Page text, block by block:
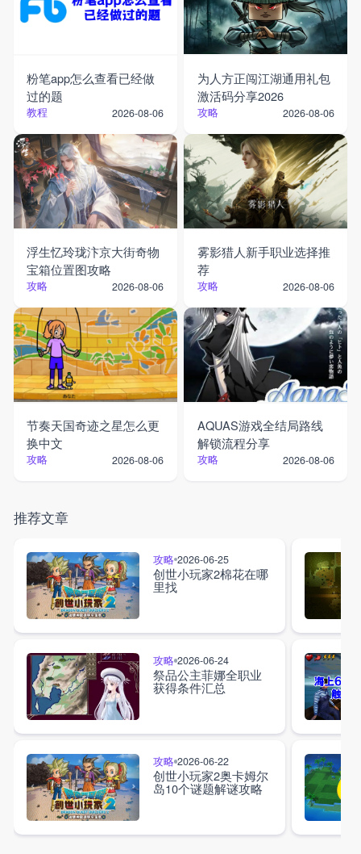
粉笔app怎么查看已经做
过的题
教程 2026-08-06
为人方正闯江湖通用礼包
激活码分享2026
攻略 2026-08-06
浮生忆玲珑汴京大街奇物
宝箱位置图攻略
攻略 2026-08-06
雾影猎人新手职业选择推
荐
攻略 2026-08-06
节奏天国奇迹之星怎么更
换中文
攻略 2026-08-06
AQUAS游戏全结局路线
解锁流程分享
攻略 2026-08-06
推荐文章
攻略 2026-06-25
创世小玩家2棉花在哪
里找
攻略 2026-06-24
祭品公主菲娜全职业
获得条件汇总
攻略 2026-06-22
创世小玩家2奥卡姆尔
岛10个谜题解谜攻略